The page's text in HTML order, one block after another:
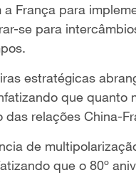
França para
se para
estratégicas
que
relações China-
de
que o 80º